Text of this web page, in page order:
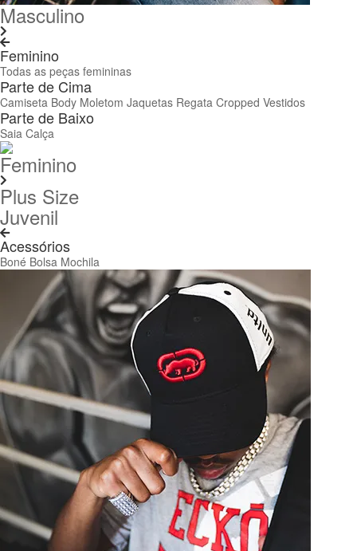
Masculino
Feminino
Todas as peças femininas
Parte de Cima
Camiseta Body Moletom Jaquetas Regata Cropped Vestidos
Parte de Baixo
Saia Calça
Feminino
Plus Size
Juvenil
Acessórios
Boné Bolsa Mochila